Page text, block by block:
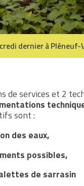
dernier à
de services et 2
sont :
des eaux,
possibles,
de sarrasin